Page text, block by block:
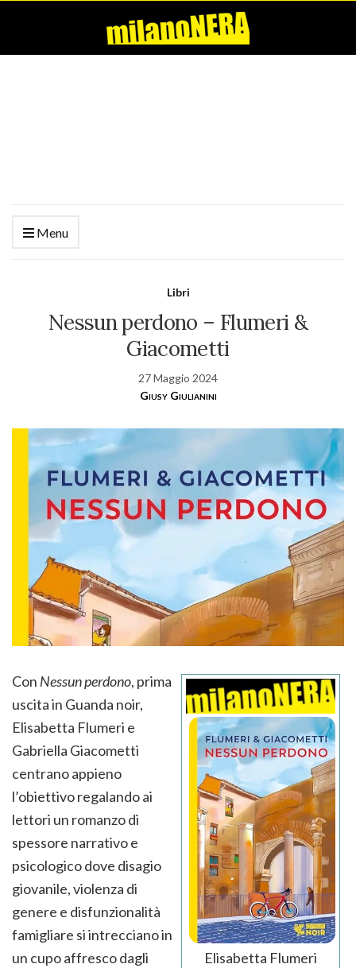
Menu
Libri
Nessun perdono – Flumeri &
Giacometti
27 Maggio 2024
Giusy Giulianini
Elisabetta Flumeri
Con Nessun perdono, prima
uscita in Guanda noir,
Elisabetta Flumeri e
Gabriella Giacometti
centrano appieno
l’obiettivo regalando ai
lettori un romanzo di
spessore narrativo e
psicologico dove disagio
giovanile, violenza di
genere e disfunzionalità
famigliare si intrecciano in
un cupo affresco dagli